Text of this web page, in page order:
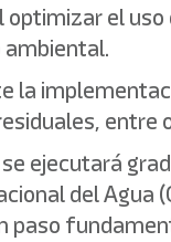
el
la
entre
ejecutará
del Agua